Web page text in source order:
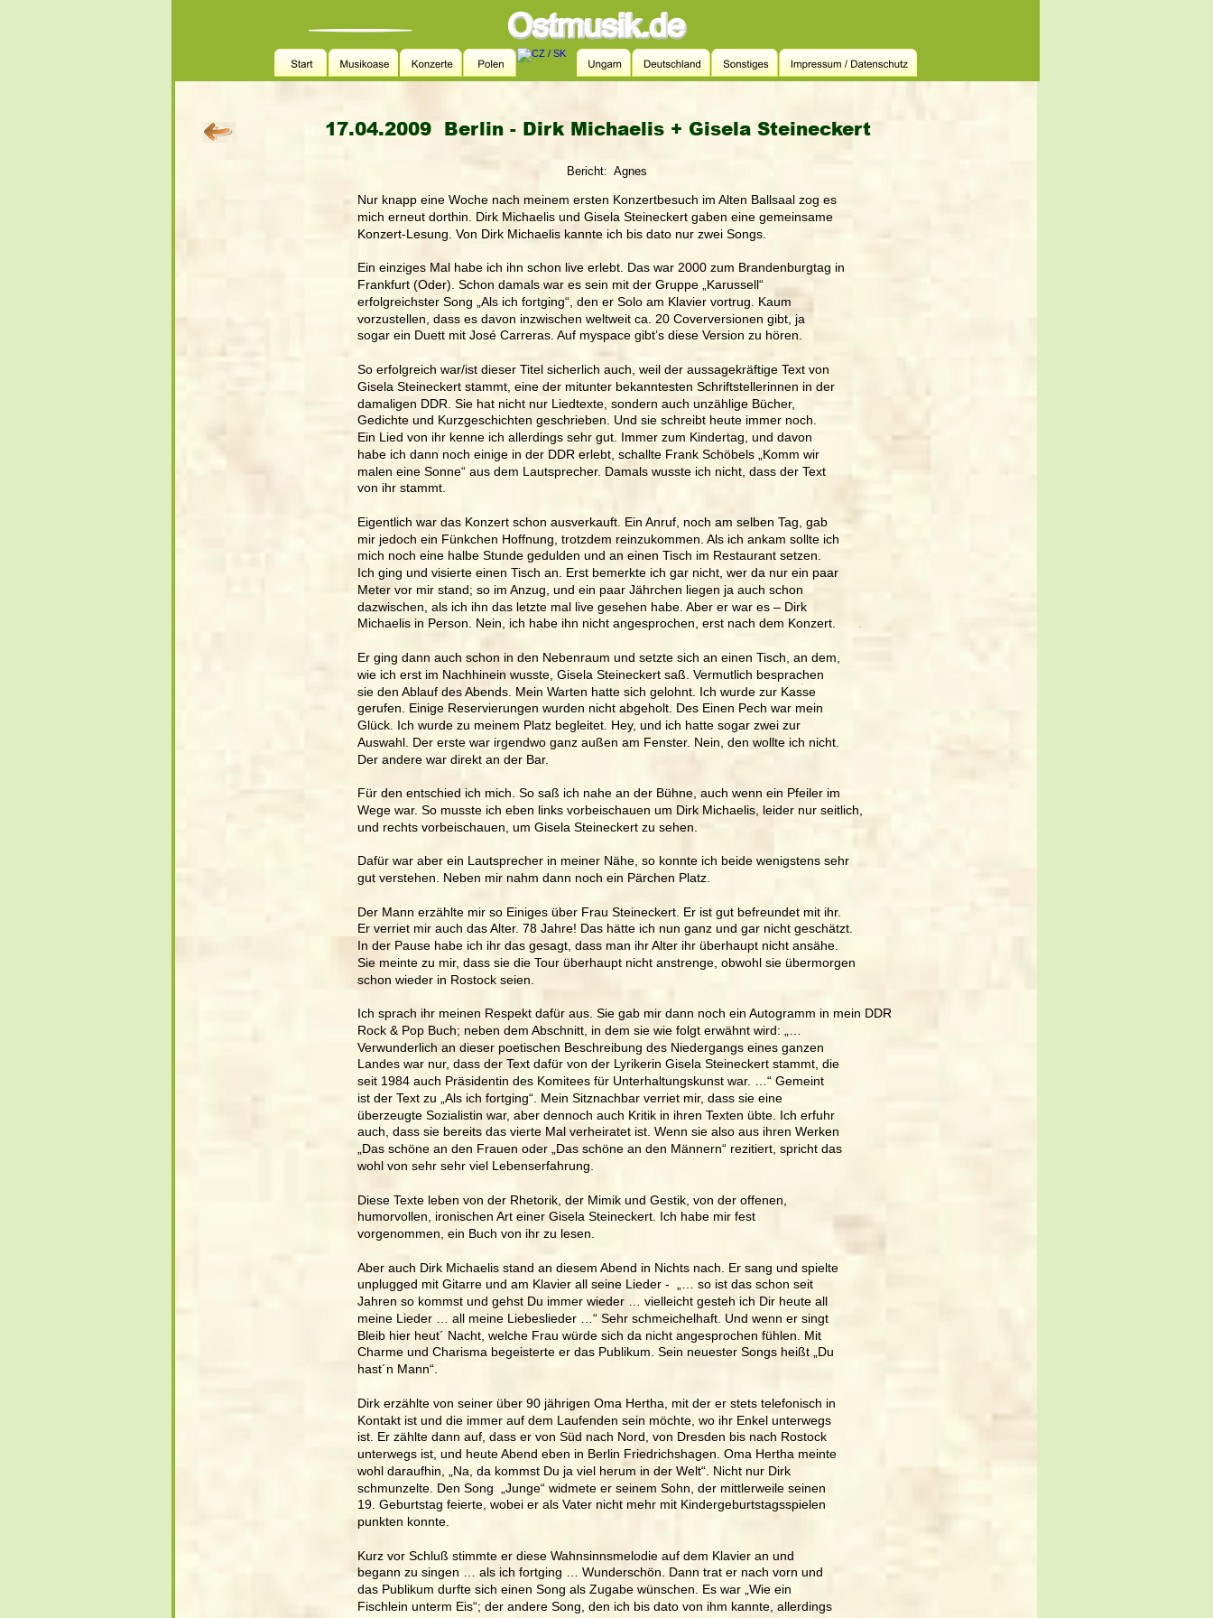
17.04.2009  Berlin - Dirk Michaelis + Gisela Steineckert
Bericht:  Agnes
Nur knapp eine Woche nach meinem ersten Konzertbesuch im Alten Ballsaal zog es
mich erneut dorthin. Dirk Michaelis und Gisela Steineckert gaben eine gemeinsame
Konzert-Lesung. Von Dirk Michaelis kannte ich bis dato nur zwei Songs.
Ein einziges Mal habe ich ihn schon live erlebt. Das war 2000 zum Brandenburgtag in
Frankfurt (Oder). Schon damals war es sein mit der Gruppe „Karussell“
erfolgreichster Song „Als ich fortging“, den er Solo am Klavier vortrug. Kaum
vorzustellen, dass es davon inzwischen weltweit ca. 20 Coverversionen gibt, ja
sogar ein Duett mit José Carreras. Auf myspace gibt’s diese Version zu hören.
So erfolgreich war/ist dieser Titel sicherlich auch, weil der aussagekräftige Text von
Gisela Steineckert stammt, eine der mitunter bekanntesten Schriftstellerinnen in der
damaligen DDR. Sie hat nicht nur Liedtexte, sondern auch unzählige Bücher,
Gedichte und Kurzgeschichten geschrieben. Und sie schreibt heute immer noch.
Ein Lied von ihr kenne ich allerdings sehr gut. Immer zum Kindertag, und davon
habe ich dann noch einige in der DDR erlebt, schallte Frank Schöbels „Komm wir
malen eine Sonne“ aus dem Lautsprecher. Damals wusste ich nicht, dass der Text
von ihr stammt.
Eigentlich war das Konzert schon ausverkauft. Ein Anruf, noch am selben Tag, gab
mir jedoch ein Fünkchen Hoffnung, trotzdem reinzukommen. Als ich ankam sollte ich
mich noch eine halbe Stunde gedulden und an einen Tisch im Restaurant setzen.
Ich ging und visierte einen Tisch an. Erst bemerkte ich gar nicht, wer da nur ein paar
Meter vor mir stand; so im Anzug, und ein paar Jährchen liegen ja auch schon
dazwischen, als ich ihn das letzte mal live gesehen habe. Aber er war es – Dirk
Michaelis in Person. Nein, ich habe ihn nicht angesprochen, erst nach dem Konzert.
Er ging dann auch schon in den Nebenraum und setzte sich an einen Tisch, an dem,
wie ich erst im Nachhinein wusste, Gisela Steineckert saß. Vermutlich besprachen
sie den Ablauf des Abends. Mein Warten hatte sich gelohnt. Ich wurde zur Kasse
gerufen. Einige Reservierungen wurden nicht abgeholt. Des Einen Pech war mein
Glück. Ich wurde zu meinem Platz begleitet. Hey, und ich hatte sogar zwei zur
Auswahl. Der erste war irgendwo ganz außen am Fenster. Nein, den wollte ich nicht.
Der andere war direkt an der Bar.
Für den entschied ich mich. So saß ich nahe an der Bühne, auch wenn ein Pfeiler im
Wege war. So musste ich eben links vorbeischauen um Dirk Michaelis, leider nur seitlich,
und rechts vorbeischauen, um Gisela Steineckert zu sehen.
Dafür war aber ein Lautsprecher in meiner Nähe, so konnte ich beide wenigstens sehr
gut verstehen. Neben mir nahm dann noch ein Pärchen Platz.
Der Mann erzählte mir so Einiges über Frau Steineckert. Er ist gut befreundet mit ihr.
Er verriet mir auch das Alter. 78 Jahre! Das hätte ich nun ganz und gar nicht geschätzt.
In der Pause habe ich ihr das gesagt, dass man ihr Alter ihr überhaupt nicht ansähe.
Sie meinte zu mir, dass sie die Tour überhaupt nicht anstrenge, obwohl sie übermorgen
schon wieder in Rostock seien.
Ich sprach ihr meinen Respekt dafür aus. Sie gab mir dann noch ein Autogramm in mein DDR
Rock & Pop Buch; neben dem Abschnitt, in dem sie wie folgt erwähnt wird: „…
Verwunderlich an dieser poetischen Beschreibung des Niedergangs eines ganzen
Landes war nur, dass der Text dafür von der Lyrikerin Gisela Steineckert stammt, die
seit 1984 auch Präsidentin des Komitees für Unterhaltungskunst war. …“ Gemeint
ist der Text zu „Als ich fortging“. Mein Sitznachbar verriet mir, dass sie eine
überzeugte Sozialistin war, aber dennoch auch Kritik in ihren Texten übte. Ich erfuhr
auch, dass sie bereits das vierte Mal verheiratet ist. Wenn sie also aus ihren Werken
„Das schöne an den Frauen oder „Das schöne an den Männern“ rezitiert, spricht das
wohl von sehr sehr viel Lebenserfahrung.
Diese Texte leben von der Rhetorik, der Mimik und Gestik, von der offenen,
humorvollen, ironischen Art einer Gisela Steineckert. Ich habe mir fest
vorgenommen, ein Buch von ihr zu lesen.
Aber auch Dirk Michaelis stand an diesem Abend in Nichts nach. Er sang und spielte
unplugged mit Gitarre und am Klavier all seine Lieder -  „… so ist das schon seit
Jahren so kommst und gehst Du immer wieder … vielleicht gesteh ich Dir heute all
meine Lieder … all meine Liebeslieder …“ Sehr schmeichelhaft. Und wenn er singt
Bleib hier heut´ Nacht, welche Frau würde sich da nicht angesprochen fühlen. Mit
Charme und Charisma begeisterte er das Publikum. Sein neuester Songs heißt „Du
hast´n Mann“.
Dirk erzählte von seiner über 90 jährigen Oma Hertha, mit der er stets telefonisch in
Kontakt ist und die immer auf dem Laufenden sein möchte, wo ihr Enkel unterwegs
ist. Er zählte dann auf, dass er von Süd nach Nord, von Dresden bis nach Rostock
unterwegs ist, und heute Abend eben in Berlin Friedrichshagen. Oma Hertha meinte
wohl daraufhin, „Na, da kommst Du ja viel herum in der Welt“. Nicht nur Dirk
schmunzelte. Den Song  „Junge“ widmete er seinem Sohn, der mittlerweile seinen
19. Geburtstag feierte, wobei er als Vater nicht mehr mit Kindergeburtstagsspielen
punkten konnte.
Kurz vor Schluß stimmte er diese Wahnsinnsmelodie auf dem Klavier an und
begann zu singen … als ich fortging … Wunderschön. Dann trat er nach vorn und
das Publikum durfte sich einen Song als Zugabe wünschen. Es war „Wie ein
Fischlein unterm Eis“; der andere Song, den ich bis dato von ihm kannte, allerdings